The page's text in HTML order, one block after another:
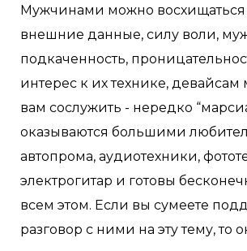
Мужчинами можно восхищаться
внешние данные, силу воли,
подкаченность,
интерес к их технике,
вам сослужить - нередко
оказываются большими
автопрома, аудиотехники,
электрогитар и готовы
всем этом. Если вы сумеете
разговор с ними на эту тему, то